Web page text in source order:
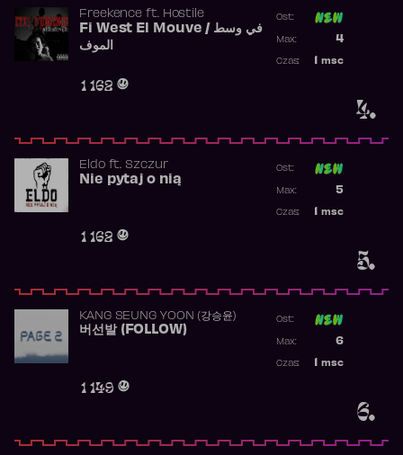
4.
Freekence ft. Hostile
Fi West El Mouve / في وسط
الموف
1 162
Ost:
4
Max:
msc
Czas:
5.
Eldoft. Szczur
Nie pytaj o nią
1 162
Ost:
5
Max:
msc
Czas:
6.
KANG SEUNG YOON (강승윤)
버선발 (FOLLOW)
1 149
Ost:
6
Max:
msc
Czas: